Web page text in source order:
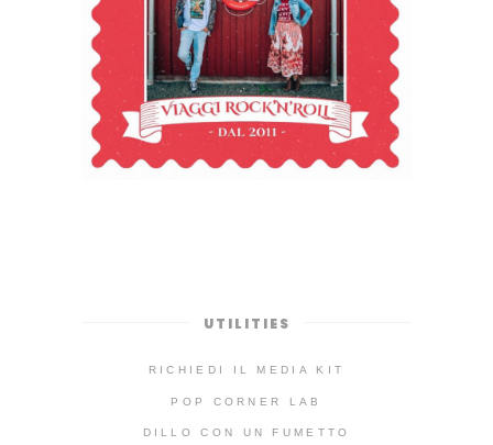
UTILITIES
RICHIEDI IL MEDIA KIT
POP CORNER LAB
DILLO CON UN FUMETTO